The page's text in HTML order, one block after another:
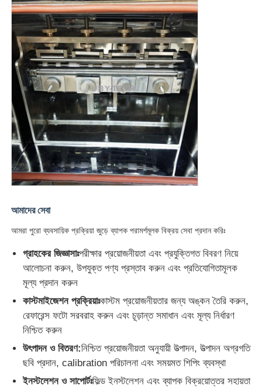
আমাদের সেবা
আমরা পুরো ব্যবসায়িক প্রক্রিয়া জুড়ে ব্যাপক পরামর্শমূলক বিক্রয় সেবা প্রদান করিঃ
গ্রাহকের জিজ্ঞাসাঃপরীক্ষার প্রয়োজনীয়তা এবং প্রযুক্তিগত বিবরণ নিয়ে
আলোচনা করুন, উপযুক্ত পণ্য প্রস্তাব করুন এবং প্রতিযোগিতামূলক
মূল্য প্রদান করুন
কাস্টমাইজেশন প্রক্রিয়াঃকাস্টম প্রয়োজনীয়তার জন্য অঙ্কন তৈরি করুন,
রেফারেন্স ফটো সরবরাহ করুন এবং চূড়ান্ত সমাধান এবং মূল্য নির্ধারণ
নিশ্চিত করুন
উৎপাদন ও বিতরণ:নিশ্চিত প্রয়োজনীয়তা অনুযায়ী উত্পাদন, উত্পাদন অগ্রগতি
ছবি প্রদান, calibration পরিচালনা এবং সময়মত শিপিং ব্যবস্থা
ইনস্টলেশন ও সাপোর্টঃফিল্ড ইনস্টলেশন এবং ব্যাপক বিক্রয়োত্তর সহায়তা